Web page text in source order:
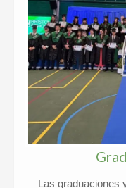
Las graduaciones